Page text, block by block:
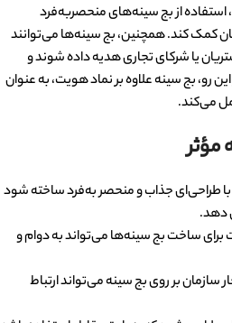
استفاده از بج سینه‌های منحصربه‌فرد
کمک کند. همچنین، بج سینه‌ها می‌توانند
یا شرکای تجاری هدیه داده شوند و
رو، بج سینه علاوه بر نماد هویت، به عنوان
عمل می‌کند.
با طراحی‌ای جذاب و منحصر به‌فرد ساخته شود
دهد.
برای ساخت بج سینه‌ها می‌تواند به دوام و
سازمان بر روی بج سینه می‌تواند ارتباط